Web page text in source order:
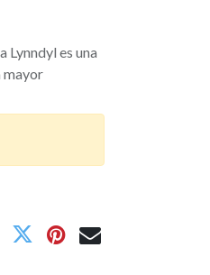
Lynndyl es una
mayor